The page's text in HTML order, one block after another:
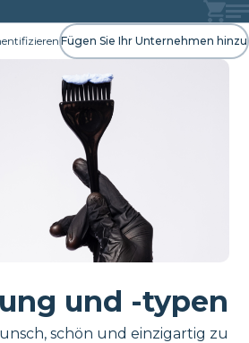
Fügen Sie Ihr Unternehmen hinzu
und -typen
schön und einzigartig zu